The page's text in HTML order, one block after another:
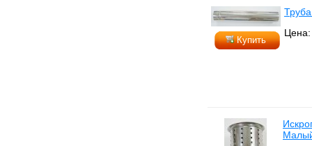
Купить